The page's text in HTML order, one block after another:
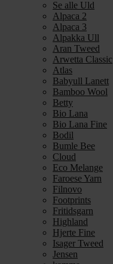
Se alle Uld
Alpaca 2
Alpaca 3
Alpakka Ull
Aran Tweed
Arwetta Classic
Atlas
Babyull Lanett
Bamboo Wool
Betty
Bio Lana
Bio Lana Fine
Bodil
Bumle Bee
Cloud
Eco Melange
Faroese Yarn
Filnovo
Footprints
Fritidsgarn
Highland
Hjerte Fine
Isager Tweed
Jensen